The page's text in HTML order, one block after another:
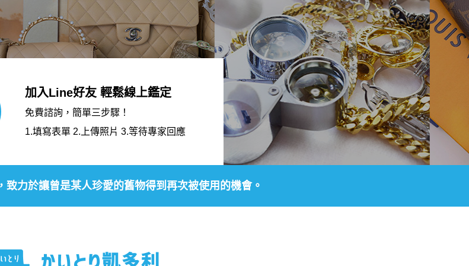
加入Line好友 輕鬆線上鑑定
免費諮詢，簡單三步驟！
1.填寫表單 2.上傳照片 3.等待專家回應
致力於讓曾是某人珍愛的舊物得到再次被使用的機會。